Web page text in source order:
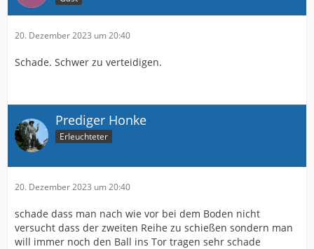
20. Dezember 2023 um 20:40
Schade. Schwer zu verteidigen.
Prediger Honke
Erleuchteter
20. Dezember 2023 um 20:40
schade dass man nach wie vor bei dem Boden nicht
versucht dass der zweiten Reihe zu schießen sondern man
will immer noch den Ball ins Tor tragen sehr schade